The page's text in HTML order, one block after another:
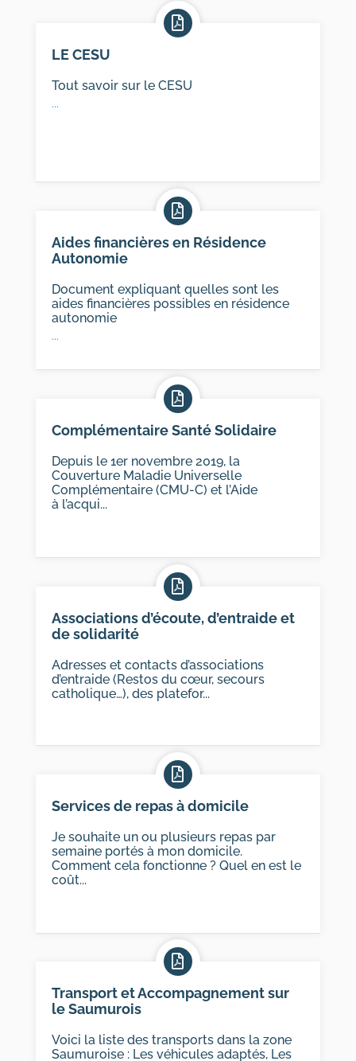
LE CESU
Tout savoir sur le CESU
...
Aides financières en Résidence
Autonomie
Document expliquant quelles sont les
aides financières possibles en résidence
autonomie
...
Complémentaire Santé Solidaire
Depuis le 1er novembre 2019, la
Couverture Maladie Universelle
Complémentaire (CMU-C) et l’Aide
à l’acqui...
Associations d’écoute, d’entraide et
de solidarité
Adresses et contacts d’associations
d’entraide (Restos du cœur, secours
catholique…), des platefor...
Services de repas à domicile
Je souhaite un ou plusieurs repas par
semaine portés à mon domicile.
Comment cela fonctionne ? Quel en est le
coût...
Transport et Accompagnement sur
le Saumurois
Voici la liste des transports dans la zone
Saumuroise : Les véhicules adaptés, Les